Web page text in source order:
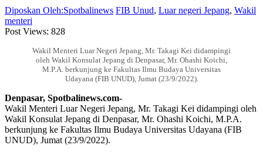
Diposkan Oleh:Spotbalinews FIB Unud, Luar negeri Jepang, Wakil
menteri
Post Views: 828
Wakil Menteri Luar Negeri Jepang, Mr. Takagi Kei didampingi
oleh Wakil Konsulat Jepang di Denpasar, Mr. Ohashi Koichi,
M.P.A. berkunjung ke Fakultas Ilmu Budaya Universitas
Udayana (FIB UNUD), Jumat (23/9/2022).
Denpasar, Spotbalinews.com-
Wakil Menteri Luar Negeri Jepang, Mr. Takagi Kei didampingi oleh
Wakil Konsulat Jepang di Denpasar, Mr. Ohashi Koichi, M.P.A.
berkunjung ke Fakultas Ilmu Budaya Universitas Udayana (FIB
UNUD), Jumat (23/9/2022).